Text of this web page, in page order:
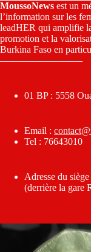
MoussoNews est un
l’information sur les
leadHER qui amplifie
promotion et la
Burkina Faso en
————————–
01 BP : 5558
Email :
Tel : 76643010
Adresse du
(derrière la gare